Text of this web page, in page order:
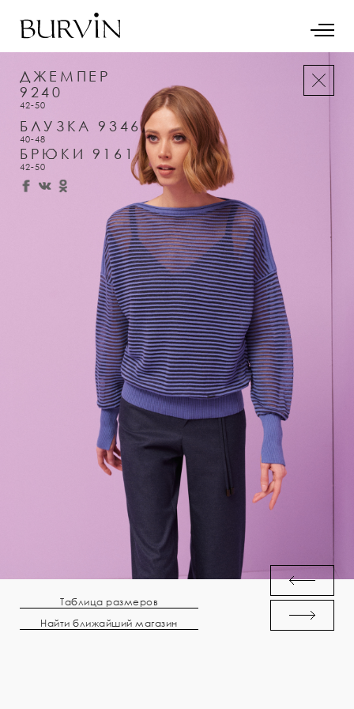
ДЖЕМПЕР
9240
42-50
БЛУЗКА 9346
40-48
БРЮКИ 9161
42-50
Таблица размеров
Найти ближайший магазин